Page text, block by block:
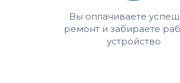
Вы оплачиваете
ремонт и забираете
устройство